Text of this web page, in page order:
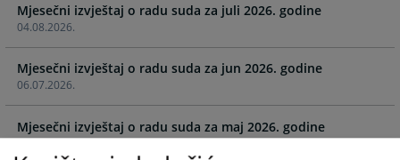
forward
to
interact
with
the
calendar
and
forward
interact
with
calendar
and
04.08.2026.
Mjesečni izvještaj o radu suda za juli 2026. godine
06.07.2026.
Mjesečni izvještaj o radu suda za jun 2026. godine
04.06.2026.
Mjesečni izvještaj o radu suda za maj 2026. godine